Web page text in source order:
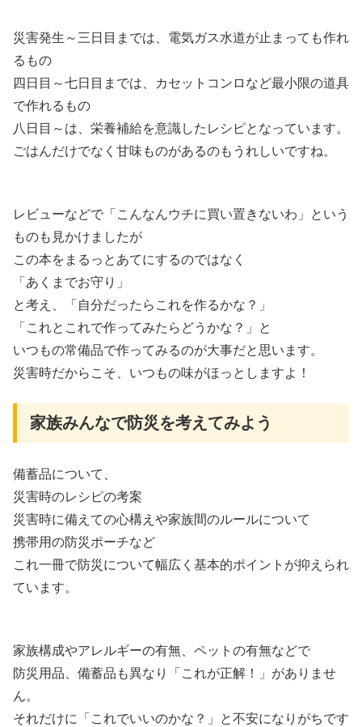
災害発生～三日目までは、電気ガス水道が止まっても作れ
るもの
四日目～七日目までは、カセットコンロなど最小限の道具
で作れるもの
八日目～は、栄養補給を意識したレシピとなっています。
ごはんだけでなく甘味ものがあるのもうれしいですね。
レビューなどで「こんなんウチに買い置きないわ」という
ものも見かけましたが
この本をまるっとあてにするのではなく
「あくまでお守り」
と考え、「自分だったらこれを作るかな？」
「これとこれで作ってみたらどうかな？」と
いつもの常備品で作ってみるのが大事だと思います。
災害時だからこそ、いつもの味がほっとしますよ！
家族みんなで防災を考えてみよう
備蓄品について、
災害時のレシピの考案
災害時に備えての心構えや家族間のルールについて
携帯用の防災ポーチなど
これ一冊で防災について幅広く基本的ポイントが抑えられ
ています。
家族構成やアレルギーの有無、ペットの有無などで
防災用品、備蓄品も異なり「これが正解！」がありませ
ん。
それだけに「これでいいのかな？」と不安になりがちです